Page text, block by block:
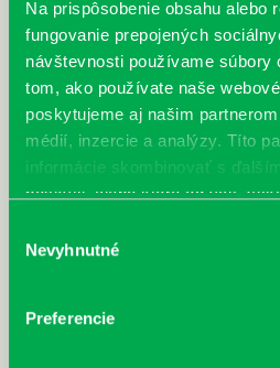
Na prispôsobenie obsahu alebo
fungovanie prepojených
návštevnosti používame súbory
tom, ako používate naše
poskytujeme aj našim
médií, inzercie a analýzy. Títo
informácie skombinovať s
poskytli, alebo ktoré od vás
súhlasu
Nevyhnutné
Preferencie